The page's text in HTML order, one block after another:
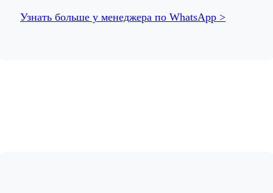
Узнать больше у менеджера по WhatsApp >